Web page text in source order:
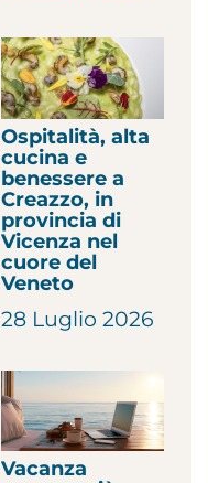
Ospitalità, alta
cucina e
benessere a
Creazzo, in
provincia di
Vicenza nel
cuore del
Veneto
28 Luglio 2026
Vacanza